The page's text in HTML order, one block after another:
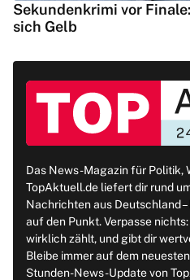
Sekundenkrimi vor
sich Gelb
Das News-Magazin für Politik,
TopAktuell.de liefert dir rund
Nachrichten aus Deutschland
auf den Punkt. Verpasse
wirklich zählt, und gibt dir
Bleibe immer auf dem
Stunden-News-Update von